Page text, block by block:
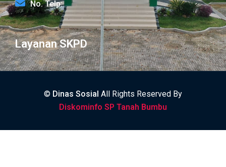
No. Telp:
Layanan SKPD
© Dinas Sosial All Rights Reserved By
Diskominfo SP Tanah Bumbu